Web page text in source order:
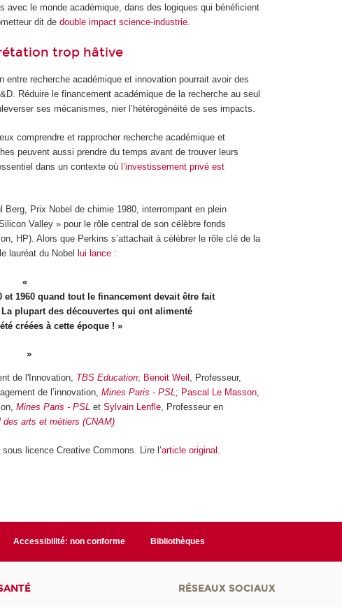
avec le monde académique, dans des logiques qui bénéficient
dit dedouble impact science-industrie.
trop hâtive
recherche académique et innovation pourrait avoir des
Réduire le financement académique de la recherche au seul
ses mécanismes, nier l’hétérogénéité de ses impacts.
comprendre et rapprocher recherche académique et
peuvent aussi prendre du temps avant de trouver leurs
dans un contexte où l’investissement privé est
Prix Nobel de chimie 1980, interrompant en plein
Valley » pour le rôle central de son célèbre fonds
HP). Alors que Perkins s’attachait à célébrer le rôle clé de la
lauréat du Nobel
lui lance :
et 1960 quand tout le financement devait être fait
plupart des découvertes qui ont alimenté
créées à cette époque ! »
de l'Innovation, TBS Education; Benoit Weil , Professeur,
de l’innovation,Mines Paris - PSL; Pascal Le Masson,
Mines Paris - PSL etSylvain Lenfle, Professeur en
des arts et métiers (CNAM)
sous licence Creative Commons. Lire l’article original
Accessibilité: non conforme Bibliothèques
RÉSEAUX SOCIAUX